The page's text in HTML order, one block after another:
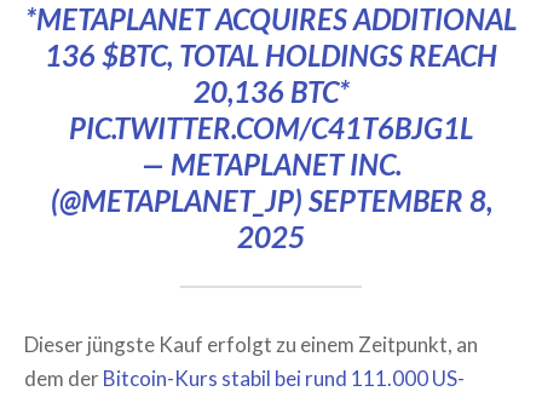
*METAPLANET ACQUIRES ADDITIONAL
136$BTC, TOTAL HOLDINGS REACH
20,136 BTC*
PIC.TWITTER.COM/C41T6BJG1L
— METAPLANET INC.
(@METAPLANET_JP) SEPTEMBER 8,
2025
Dieser jüngste Kauf erfolgt zu einem Zeitpunkt, an
dem derBitcoin-Kurs stabil bei rund 111.000 US-